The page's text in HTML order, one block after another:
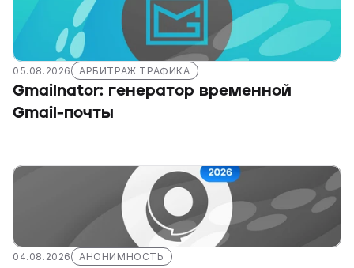
05.08.2026 АРБИТРАЖ ТРАФИКА
Gmailnator: генератор временной
Gmail-почты
04.08.2026 АНОНИМНОСТЬ